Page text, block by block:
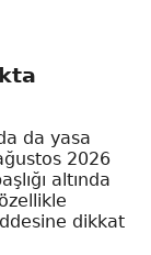
da yasa
2026
altında
dikkat